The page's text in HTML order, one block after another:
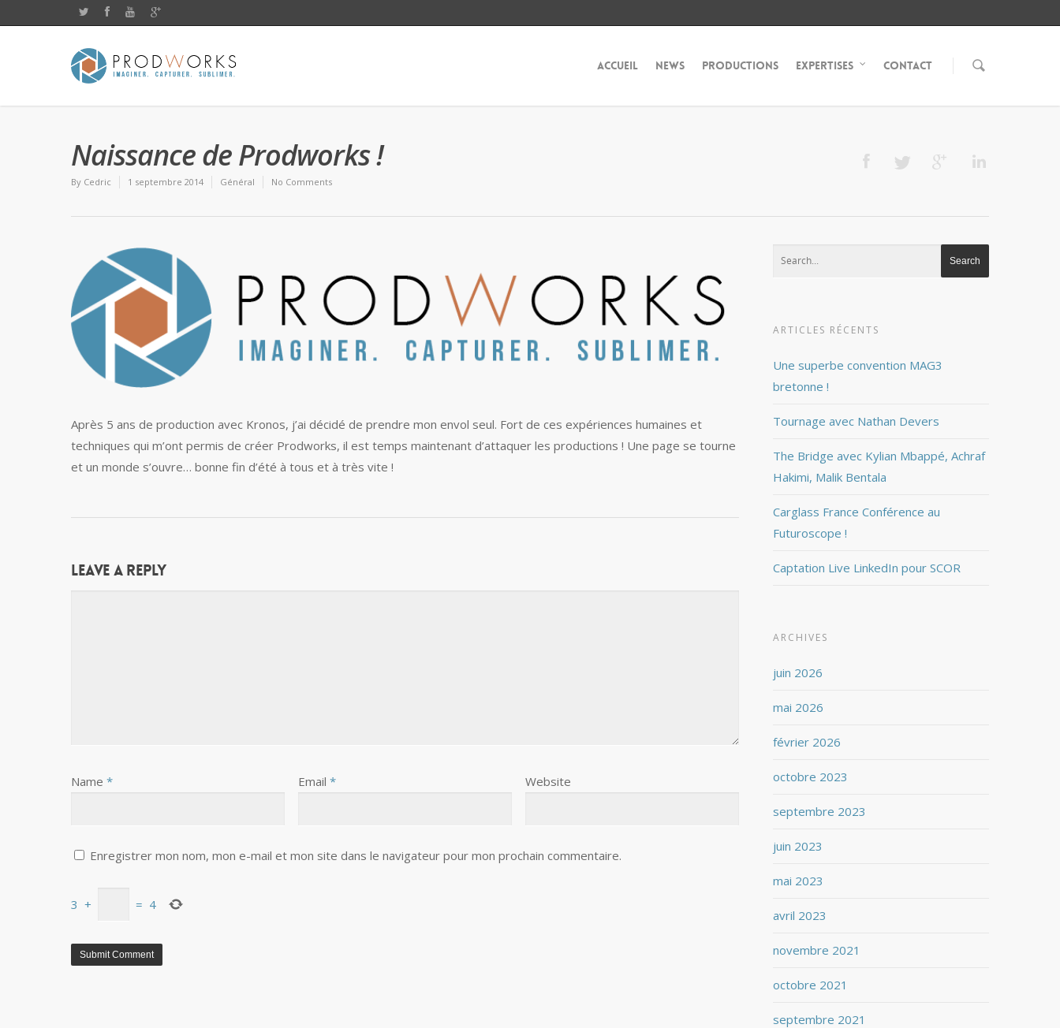
Accueil News Productions Expertises Contact
Naissance de Prodworks !
By Cedric 1 septembre 2014 Général No Comments
Après 5 ans de production avec Kronos, j’ai décidé de prendre mon envol seul. Fort de ces expériences humaines et
techniques qui m’ont permis de créer Prodworks, il est temps maintenant d’attaquer les productions ! Une page se tourne
et un monde s’ouvre… bonne fin d’été à tous et à très vite !
Leave a Reply
Name * Email* Website
Enregistrer mon nom, mon e-mail et mon site dans le navigateur pour mon prochain commentaire.
3 + = 4
ARTICLES RÉCENTS
Une superbe convention MAG3
bretonne !
Tournage avec Nathan Devers
The Bridge avec Kylian Mbappé, Achraf
Hakimi, Malik Bentala
Carglass France Conférence au
Futuroscope !
Captation Live LinkedIn pour SCOR
ARCHIVES
juin 2026
mai 2026
février 2026
octobre 2023
septembre 2023
juin 2023
mai 2023
avril 2023
novembre 2021
octobre 2021
septembre 2021